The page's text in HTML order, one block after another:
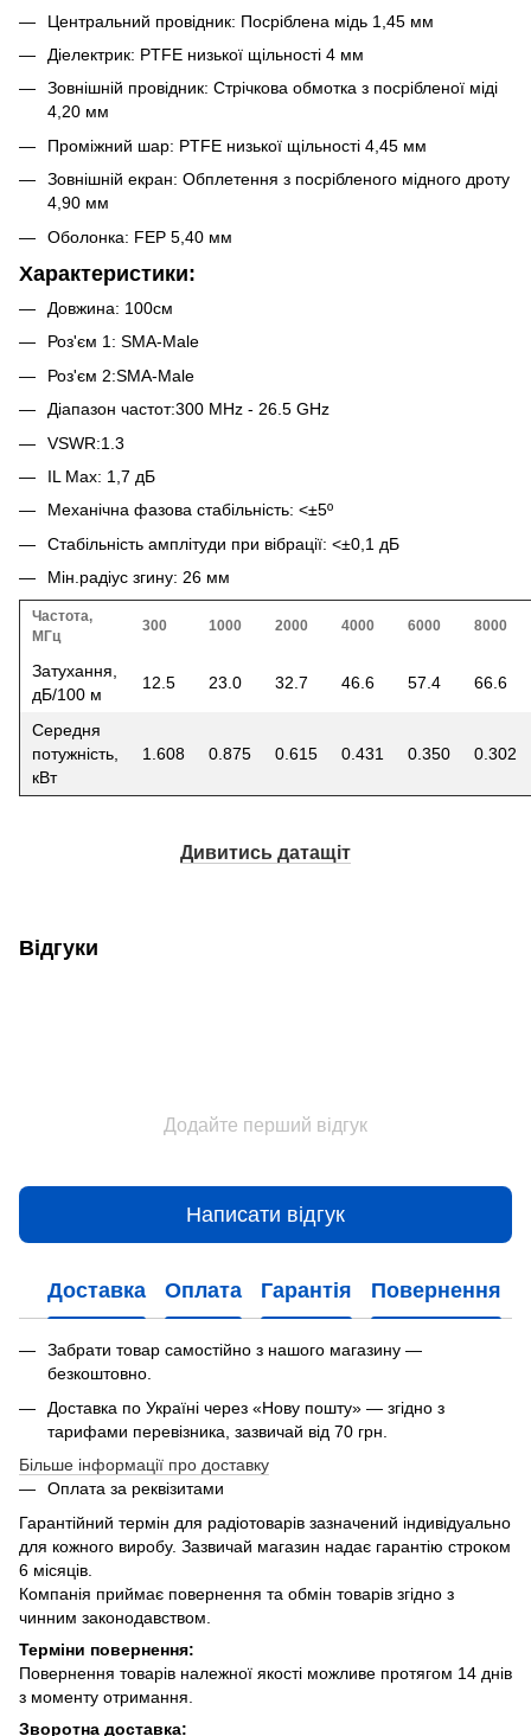
Центральний провідник: Посріблена мідь 1,45 мм
Діелектрик: PTFE низької щільності 4 мм
Зовнішній провідник: Стрічкова обмотка з посрібленої міді
4,20 мм
Проміжний шар: PTFE низької щільності 4,45 мм
Зовнішній екран: Обплетення з посрібленого мідного дроту
4,90 мм
Оболонка: FEP 5,40 мм
Характеристики:
Довжина: 100см
Роз'єм 1: SMA-Male
Роз'єм 2:SMA-Male
Діапазон частот:300 MHz - 26.5 GHz
VSWR:1.3
IL Max: 1,7 дБ
Механічна фазова стабільність: <±5º
Стабільність амплітуди при вібрації: <±0,1 дБ
Мін.радіус згину: 26 мм
Частота,
МГц
300 1000 2000 4000 6000 8000
Затухання,
дБ/100 м
12.5 23.0 32.7 46.6 57.4 66.6
Середня
потужність,
кВт
1.608 0.875 0.615 0.431 0.350 0.302
Дивитись датащіт
Відгуки
Додайте перший відгук
Написати відгук
Доставка Оплата Гарантія Повернення
Забрати товар самостійно з нашого магазину —
безкоштовно.
Доставка по Україні через «Нову пошту» — згідно з
тарифами перевізника, зазвичай від 70 грн.
Більше інформації про доставку
Оплата за реквізитами
Гарантійний термін для радіотоварів зазначений індивідуально
для кожного виробу. Зазвичай магазин надає гарантію строком
6 місяців.
Компанія приймає повернення та обмін товарів згідно з
чинним законодавством.
Терміни повернення:
Повернення товарів належної якості можливе протягом 14 днів
з моменту отримання.
Зворотна доставка: